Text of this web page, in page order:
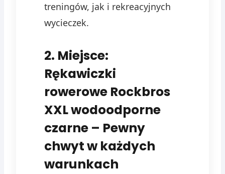
treningów, jak i rekreacyjnych
wycieczek.
2. Miejsce:
Rękawiczki
rowerowe Rockbros
XXL wodoodporne
czarne – Pewny
chwyt w każdych
warunkach